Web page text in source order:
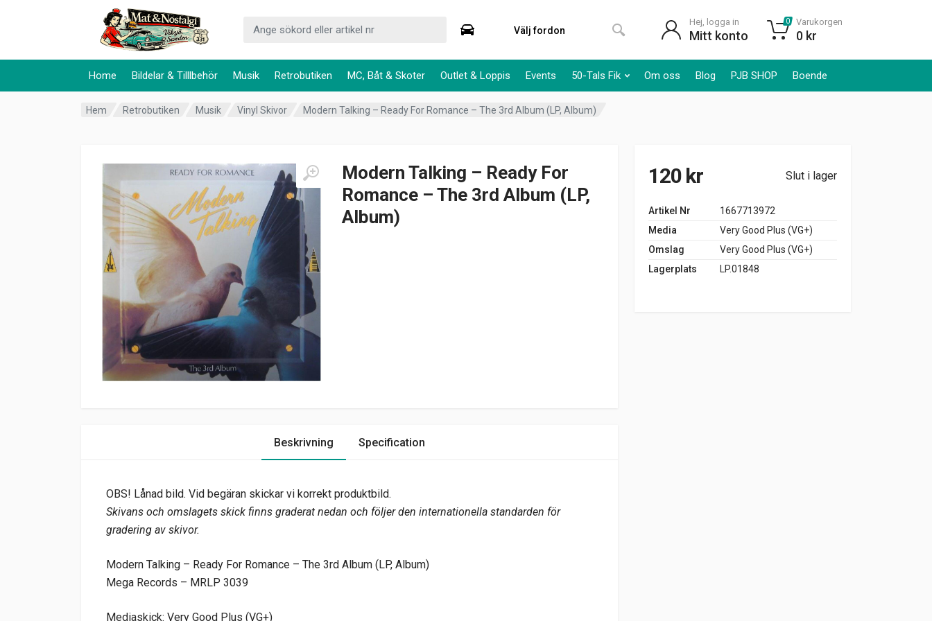
Home Bildelar & Tilllbehör Musik Retrobutiken MC, Båt & Skoter Outlet & Loppis Events 50-Tals Fik Om oss Blog PJB SHOP Boende
Välj fordon
Hej, logga in
Mitt konto
0 Varukorgen
0 kr
Hem Retrobutiken Musik Vinyl Skivor Modern Talking – Ready For Romance – The 3rd Album (LP, Album)
Modern Talking – Ready For
Romance – The 3rd Album (LP,
Album)
120 kr Slut i lager
Artikel Nr
1667713972
Media
Very Good Plus (VG+)
Omslag
Very Good Plus (VG+)
Lagerplats
LP.01848
Beskrivning Specification
OBS! Lånad bild. Vid begäran skickar vi korrekt produktbild.
Skivans och omslagets skick finns graderat nedan och följer den internationella standarden för
gradering av skivor.
Modern Talking – Ready For Romance – The 3rd Album (LP, Album)
Mega Records – MRLP 3039
Mediaskick: Very Good Plus (VG+)